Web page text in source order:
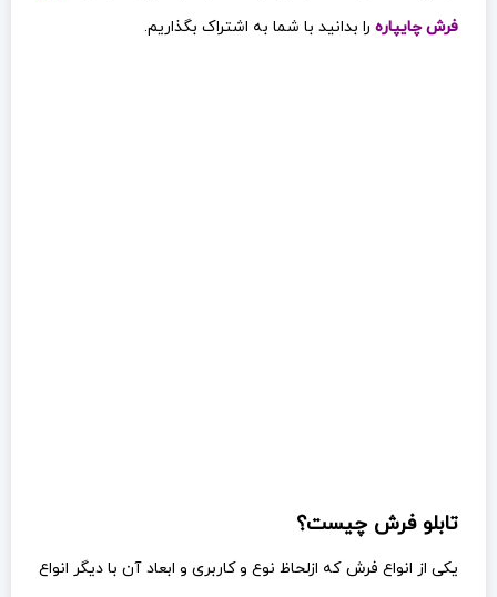
فرش چایپاره را بدانید با شما به اشتراک بگذاریم.
تابلو فرش چیست؟
یکی از انواع فرش که ازلحاظ نوع و کاربری و ابعاد آن با دیگر انواع